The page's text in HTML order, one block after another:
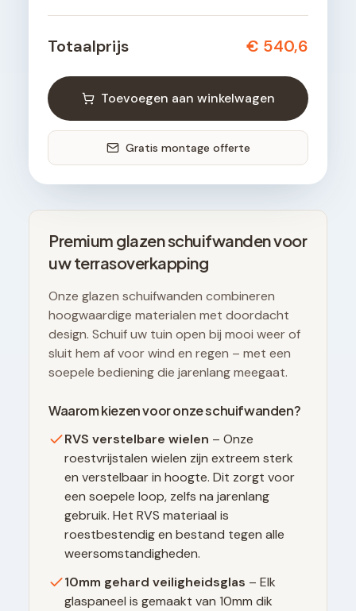
Totaalprijs € 540,6
Toevoegen aan winkelwagen
Gratis montage offerte
Premium glazen schuifwanden voor
uw terrasoverkapping
Onze glazen schuifwanden combineren
hoogwaardige materialen met doordacht
design. Schuif uw tuin open bij mooi weer of
sluit hem af voor wind en regen – met een
soepele bediening die jarenlang meegaat.
Waarom kiezen voor onze schuifwanden?
RVS verstelbare wielen – Onze
roestvrijstalen wielen zijn extreem sterk
en verstelbaar in hoogte. Dit zorgt voor
een soepele loop, zelfs na jarenlang
gebruik. Het RVS materiaal is
roestbestendig en bestand tegen alle
weersomstandigheden.
10mm gehard veiligheidsglas – Elk
glaspaneel is gemaakt van 10mm dik